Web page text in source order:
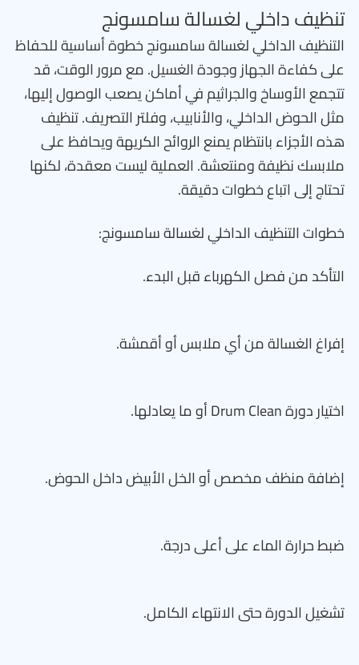
تنظيف داخلي لغسالة سامسونج
التنظيف الداخلي لغسالة سامسونج خطوة أساسية للحفاظ
على كفاءة الجهاز وجودة الغسيل. مع مرور الوقت، قد
تتجمع الأوساخ والجراثيم في أماكن يصعب الوصول إليها،
مثل الحوض الداخلي، والأنابيب، وفلتر التصريف. تنظيف
هذه الأجزاء بانتظام يمنع الروائح الكريهة ويحافظ على
ملابسك نظيفة ومنتعشة. العملية ليست معقدة، لكنها
تحتاج إلى اتباع خطوات دقيقة.
خطوات التنظيف الداخلي لغسالة سامسونج:
التأكد من فصل الكهرباء قبل البدء.
إفراغ الغسالة من أي ملابس أو أقمشة.
اختيار دورة Drum Clean أو ما يعادلها.
إضافة منظف مخصص أو الخل الأبيض داخل الحوض.
ضبط حرارة الماء على أعلى درجة.
تشغيل الدورة حتى الانتهاء الكامل.